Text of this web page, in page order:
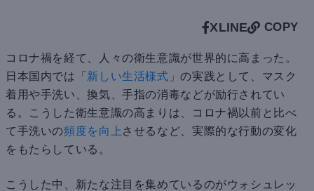
XLINE COPY
コロナ禍を経て、人々の衛生意識が世界的に高まった。
日本国内では「 新しい生活様式 」の実践として、マスク
着用や手洗い、換気、手指の消毒などが励行されてい
る。こうした衛生意識の高まりは、コロナ禍以前と比べ
て手洗いの頻度を向上 させるなど、実際的な行動の変化
をもたらしている。
こうした中、新たな注目を集めているのがウォシュレッ